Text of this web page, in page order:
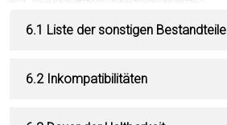
6.1 Liste der sonstigen Bestandteile
6.2 Inkompatibilitäten